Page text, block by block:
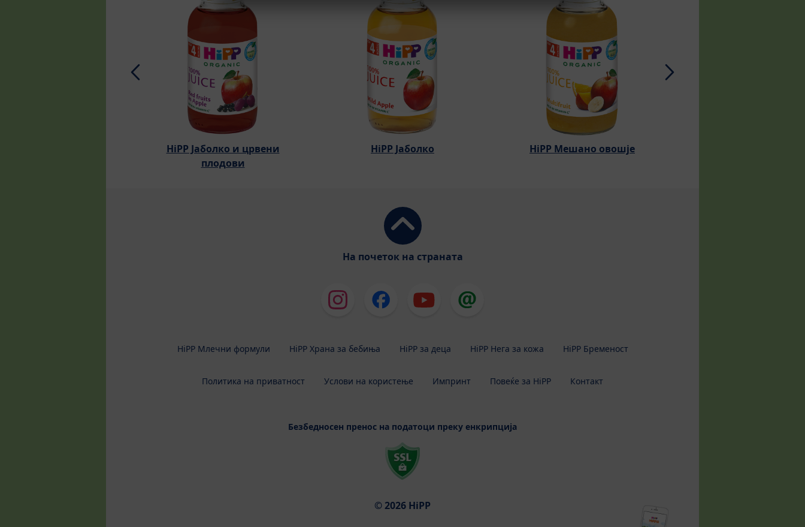
HiPP Јаболко и црвени
плодови
HiPP Јаболко HiPP Мешано овошје
На почеток на страната
HiPP Млечни формули HiPP Храна за бебиња HiPP за деца HiPP Нега за кожа HiPP Бременост
Политика на приватност Услови на користење Импринт Повеќе за HiPP Контакт
Безбедносен пренос на податоци преку енкрипција
© 2026 HiPP